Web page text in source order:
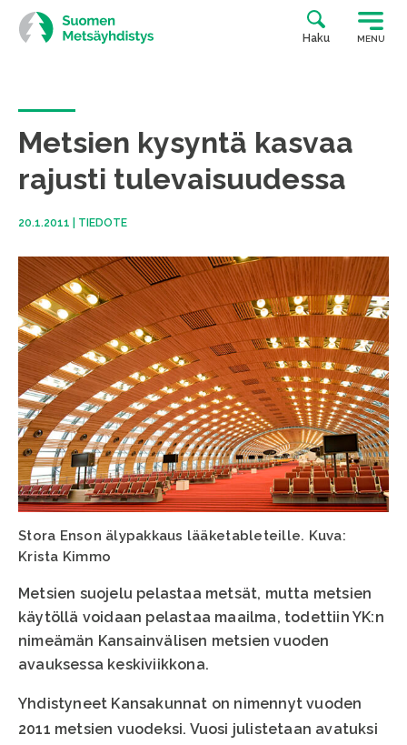
Siirry
suoraan
sisältöön
Haku MENU
Metsien kysyntä kasvaa
rajusti tulevaisuudessa
20.1.2011 TIEDOTE
Stora Enson älypakkaus lääketableteille. Kuva:
Krista Kimmo
Metsien suojelu pelastaa metsät, mutta metsien
käytöllä voidaan pelastaa maailma, todettiin YK:n
nimeämän Kansainvälisen metsien vuoden
avauksessa keskiviikkona.
Yhdistyneet Kansakunnat on nimennyt vuoden
2011 metsien vuodeksi. Vuosi julistetaan avatuksi